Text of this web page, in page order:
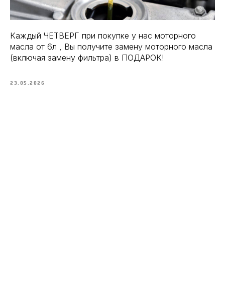
Каждый ЧЕТВЕРГ при покупке у нас моторного
масла от 6л , Вы получите замену моторного масла
(включая замену фильтра) в ПОДАРОК!
23.05.2026